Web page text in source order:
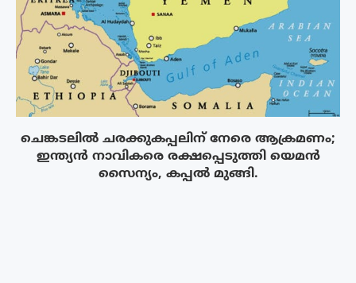
ചെങ്കടലിൽ ചരക്കുകപ്പലിന് നേരെ ആക്രമണം;
ഇന്ത്യൻ നാവികരെ രക്ഷപ്പെടുത്തി യെമൻ
സൈന്യം, കപ്പൽ മുങ്ങി.